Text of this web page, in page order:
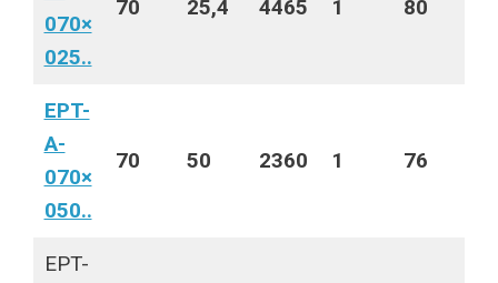
070×
025..
70 25,4 4465 1 80
EPT-
A-
070×
050..
70 50 2360 1 76
EPT-